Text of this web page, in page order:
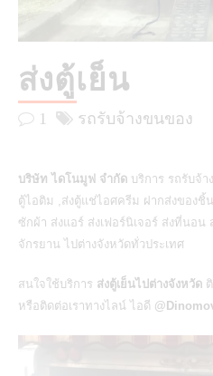
ส่งตู้เย็น
1 รถรับจ้างขนของ
บริษัท ไดโนมูฟ จำกัด บริการ รถรับจ้
ตู้ไอติม ,ส่งตู้แช่ไอศครีม ฝากส่งของชิ้
ซักผ้า ส่งแอร์ ส่งเฟอร์นิเจอร์ ส่งที่นอน
จักรยาน ไปต่างจังหวัดทั่วประเทศ
สนใจใช้บริการ ส่งตู้เย็นไปต่างจังหวัด
หรือติดต่อเราทางไลน์ ไอดี